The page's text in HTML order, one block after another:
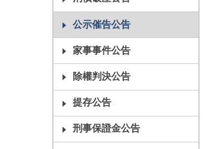
公示催告公告
家事事件公告
除權判決公告
提存公告
刑事保證金公告